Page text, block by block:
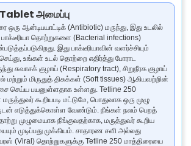
அமைப்பு
ஒரு ஆன்டிபயாட்டிக் (Antibiotic) மருந்து, இது உடலில்
தொற்றுகளை (Bacterial infections)
இது பாக்டீரியாவின் வளர்ச்சியும்
செய்து, உங்கள் உடல் தொற்றை எதிர்த்து போராட
சுவாசக் குழாய் (Respiratory tract), சிறுநீரக குழாய்
மற்றும் மிருதுத் திசுக்கள் (Soft tissues) ஆகியவற்றின்
செய்ய பயனுள்ளதாக உள்ளது. Tetline 250
கூறியபடி மட்டுமே, பொதுவாக ஒரு முழு
எடுத்துக்கொள்ள வேண்டும். நீங்கள் நலம் பெறத்
முழுமையாக நீங்குவதற்காக, மருத்துவர் கூறிய
முடிப்பது முக்கியம். சாதாரண சளி அல்லது
(Viral) தொற்றுகளுக்கு Tetline 250 மாத்திரையை